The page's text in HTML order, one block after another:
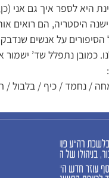
היא לספר איך גם אני
היסטריה, הם רואים
על אנשים
נתפלל שד’ ישמור
/ נחמד / כיף /